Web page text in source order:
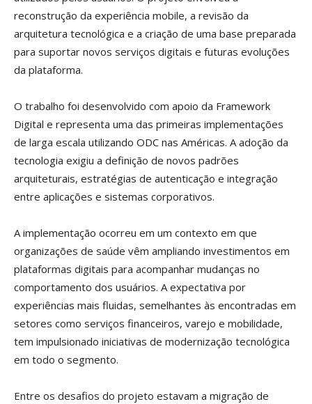
reconstrução da experiência mobile, a revisão da
arquitetura tecnológica e a criação de uma base preparada
para suportar novos serviços digitais e futuras evoluções
da plataforma.
O trabalho foi desenvolvido com apoio da Framework
Digital e representa uma das primeiras implementações
de larga escala utilizando ODC nas Américas. A adoção da
tecnologia exigiu a definição de novos padrões
arquiteturais, estratégias de autenticação e integração
entre aplicações e sistemas corporativos.
A implementação ocorreu em um contexto em que
organizações de saúde vêm ampliando investimentos em
plataformas digitais para acompanhar mudanças no
comportamento dos usuários. A expectativa por
experiências mais fluidas, semelhantes às encontradas em
setores como serviços financeiros, varejo e mobilidade,
tem impulsionado iniciativas de modernização tecnológica
em todo o segmento.
Entre os desafios do projeto estavam a migração de